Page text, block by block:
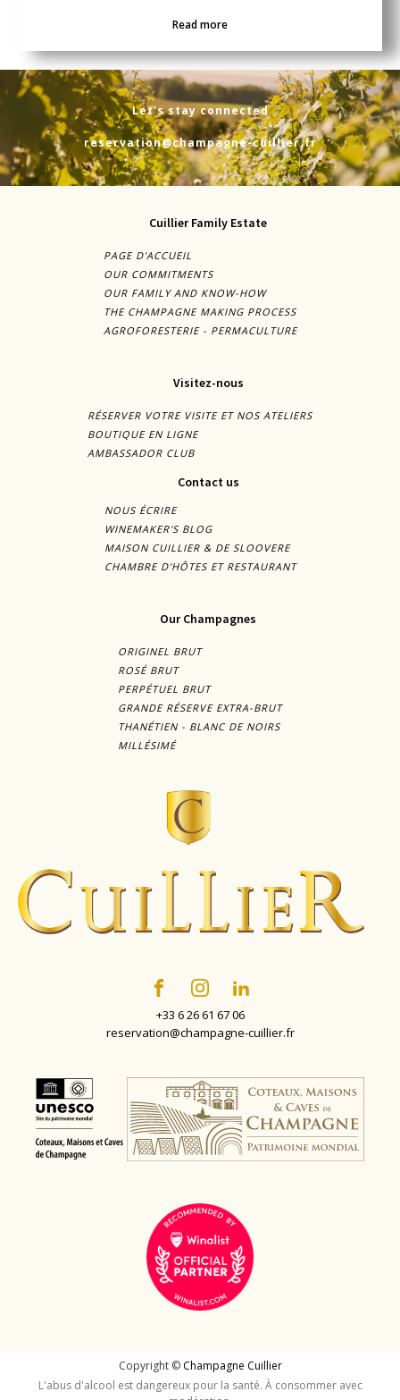
Read more
Let's stay connected
reservation@champagne-cuillier.fr
Cuillier Family Estate
PAGE D'ACCUEIL
OUR COMMITMENTS
OUR FAMILY AND KNOW-HOW
THE CHAMPAGNE MAKING PROCESS
AGROFORESTERIE - PERMACULTURE
Visitez-nous
RÉSERVER VOTRE VISITE ET NOS ATELIERS
BOUTIQUE EN LIGNE
AMBASSADOR CLUB
Contact us
NOUS ÉCRIRE
WINEMAKER'S BLOG
MAISON CUILLIER & DE SLOOVERE
CHAMBRE D'HÔTES ET RESTAURANT
Our Champagnes
ORIGINEL BRUT
ROSÉ BRUT
PERPÉTUEL BRUT
GRANDE RÉSERVE EXTRA-BRUT
THANÉTIEN - BLANC DE NOIRS
MILLÉSIMÉ
+33 6 26 61 67 06
reservation@champagne-cuillier.fr
Copyright © Champagne Cuillier
L'abus d'alcool est dangereux pour la santé. À consommer avec